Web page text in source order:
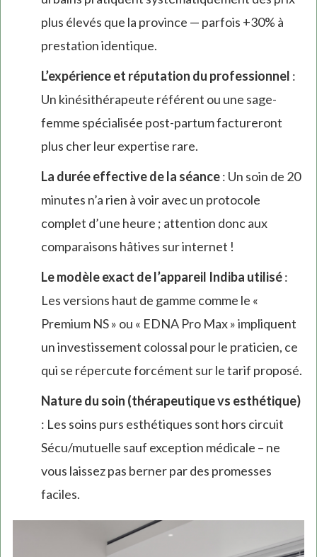
plus élevés que la province — parfois +30% à
prestation identique.
L’expérience et réputation du professionnel :
Un kinésithérapeute référent ou une sage-
femme spécialisée post-partum factureront
plus cher leur expertise rare.
La durée effective de la séance: Un soin de 20
minutes n’a rien à voir avec un protocole
complet d’une heure ; attention donc aux
comparaisons hâtives sur internet !
Le modèle exact de l’appareil Indiba utilisé:
Les versions haut de gamme comme le «
Premium NS » ou « EDNA Pro Max » impliquent
un investissement colossal pour le praticien, ce
qui se répercute forcément sur le tarif proposé.
Nature du soin (thérapeutique vs esthétique)
: Les soins purs esthétiques sont hors circuit
Sécu/mutuelle sauf exception médicale – ne
vous laissez pas berner par des promesses
faciles.